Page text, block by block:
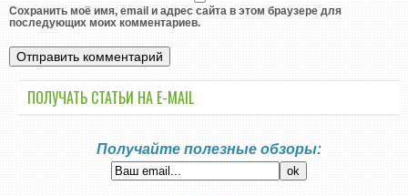
Сохранить моё имя, email и адрес сайта в этом браузере для
последующих моих комментариев.
ПОЛУЧАТЬ СТАТЬИ НА E-MАIL
Получайте полезные обзоры: